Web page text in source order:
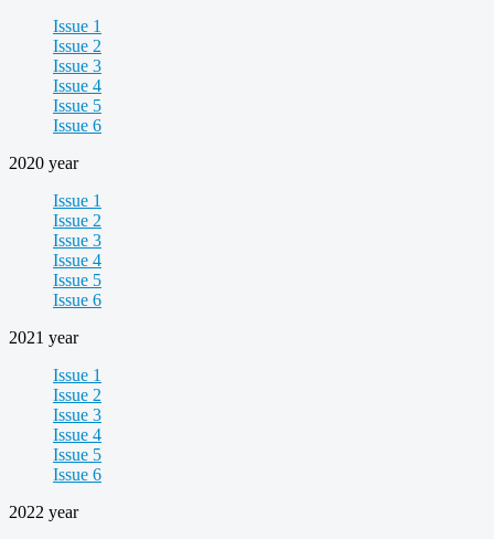
Issue 1
Issue 2
Issue 3
Issue 4
Issue 5
Issue 6
2020 year
Issue 1
Issue 2
Issue 3
Issue 4
Issue 5
Issue 6
2021 year
Issue 1
Issue 2
Issue 3
Issue 4
Issue 5
Issue 6
2022 year